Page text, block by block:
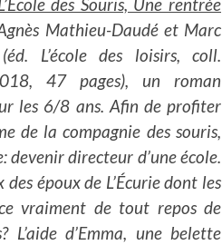
Mathieu-Daudé et Marc
L’école des loisirs, coll.
47 pages), un roman
les 6/8 ans. Afin de profiter
de la compagnie des souris,
directeur d’une école.
époux de L’Écurie dont les
vraiment de tout repos de
d’Emma, une belette